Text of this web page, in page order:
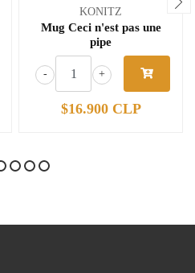
KONITZ
Mug Ceci n'est pas une
pipe
+
-
$16.900 CLP